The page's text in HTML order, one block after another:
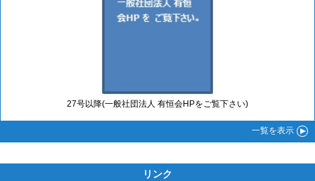
27号以降(一般社団法人 有恒会HPをご覧下さい)
一覧を表示
リンク